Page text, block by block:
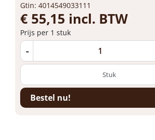
Gtin: 4014549033111
€ 55,15 incl. BTW
Prijs per 1 stuk
-
Bestel nu!